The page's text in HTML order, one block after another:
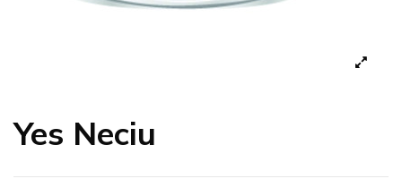
Yes Neciu